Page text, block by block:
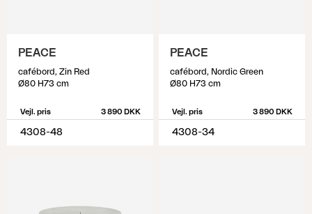
PEACE
cafébord, Zin Red
Ø80 H73 cm
Vejl. pris 3 890 DKK
4308-48
PEACE
cafébord, Nordic Green
Ø80 H73 cm
Vejl. pris 3 890 DKK
4308-34